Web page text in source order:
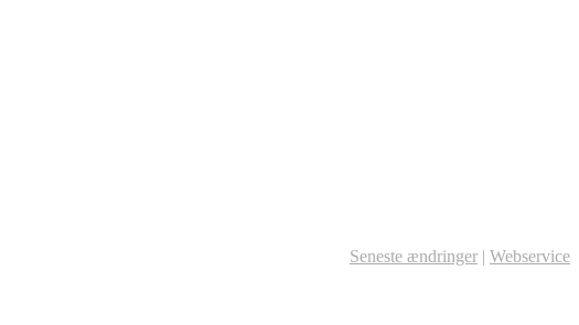
Seneste ændringer | Webservice